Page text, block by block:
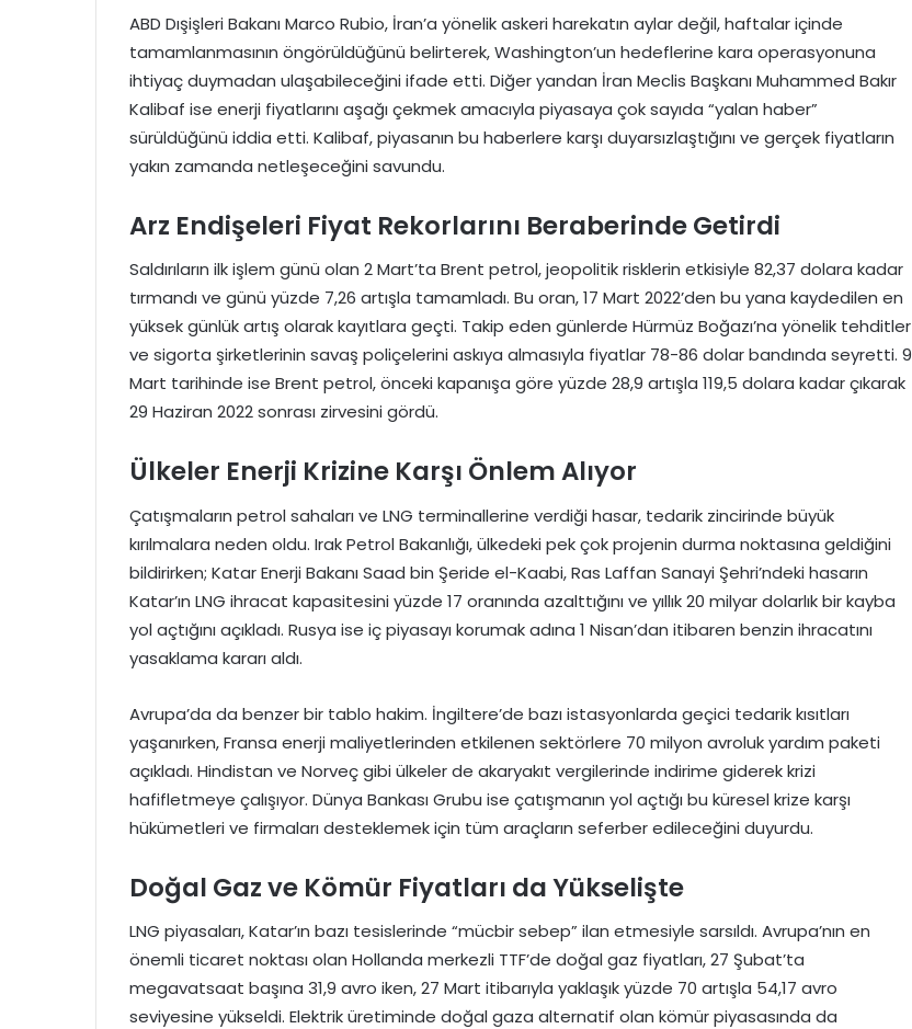
ABD Dışişleri Bakanı Marco Rubio, İran’a yönelik askeri harekatın aylar değil, haftalar içinde
tamamlanmasının öngörüldüğünü belirterek, Washington’un hedeflerine kara operasyonuna
ihtiyaç duymadan ulaşabileceğini ifade etti. Diğer yandan İran Meclis Başkanı Muhammed Bakır
Kalibaf ise enerji fiyatlarını aşağı çekmek amacıyla piyasaya çok sayıda “yalan haber”
sürüldüğünü iddia etti. Kalibaf, piyasanın bu haberlere karşı duyarsızlaştığını ve gerçek fiyatların
yakın zamanda netleşeceğini savundu.
Arz Endişeleri Fiyat Rekorlarını Beraberinde Getirdi
Saldırıların ilk işlem günü olan 2 Mart’ta Brent petrol, jeopolitik risklerin etkisiyle 82,37 dolara kadar
tırmandı ve günü yüzde 7,26 artışla tamamladı. Bu oran, 17 Mart 2022’den bu yana kaydedilen en
yüksek günlük artış olarak kayıtlara geçti. Takip eden günlerde Hürmüz Boğazı’na yönelik tehditler
ve sigorta şirketlerinin savaş poliçelerini askıya almasıyla fiyatlar 78-86 dolar bandında seyretti. 9
Mart tarihinde ise Brent petrol, önceki kapanışa göre yüzde 28,9 artışla 119,5 dolara kadar çıkarak
29 Haziran 2022 sonrası zirvesini gördü.
Ülkeler Enerji Krizine Karşı Önlem Alıyor
Çatışmaların petrol sahaları ve LNG terminallerine verdiği hasar, tedarik zincirinde büyük
kırılmalara neden oldu. Irak Petrol Bakanlığı, ülkedeki pek çok projenin durma noktasına geldiğini
bildirirken; Katar Enerji Bakanı Saad bin Şeride el-Kaabi, Ras Laffan Sanayi Şehri’ndeki hasarın
Katar’ın LNG ihracat kapasitesini yüzde 17 oranında azalttığını ve yıllık 20 milyar dolarlık bir kayba
yol açtığını açıkladı. Rusya ise iç piyasayı korumak adına 1 Nisan’dan itibaren benzin ihracatını
yasaklama kararı aldı.
Avrupa’da da benzer bir tablo hakim. İngiltere’de bazı istasyonlarda geçici tedarik kısıtları
yaşanırken, Fransa enerji maliyetlerinden etkilenen sektörlere 70 milyon avroluk yardım paketi
açıkladı. Hindistan ve Norveç gibi ülkeler de akaryakıt vergilerinde indirime giderek krizi
hafifletmeye çalışıyor. Dünya Bankası Grubu ise çatışmanın yol açtığı bu küresel krize karşı
hükümetleri ve firmaları desteklemek için tüm araçların seferber edileceğini duyurdu.
Doğal Gaz ve Kömür Fiyatları da Yükselişte
LNG piyasaları, Katar’ın bazı tesislerinde “mücbir sebep” ilan etmesiyle sarsıldı. Avrupa’nın en
önemli ticaret noktası olan Hollanda merkezli TTF’de doğal gaz fiyatları, 27 Şubat’ta
megavatsaat başına 31,9 avro iken, 27 Mart itibarıyla yaklaşık yüzde 70 artışla 54,17 avro
seviyesine yükseldi. Elektrik üretiminde doğal gaza alternatif olan kömür piyasasında da